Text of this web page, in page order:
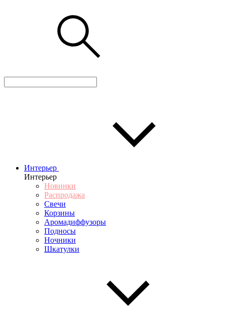
Интерьер
Интерьер
Новинки
Распродажа
Свечи
Корзины
Аромадиффузоры
Подносы
Ночники
Шкатулки